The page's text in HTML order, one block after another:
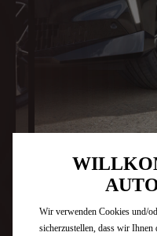
PARISER
Wir verwenden Cookies und/
sicherzustellen, dass wir Ihnen